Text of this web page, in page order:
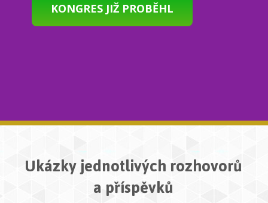
KONGRES JIŽ PROBĚHL
Ukázky jednotlivých rozhovorů
a příspěvků